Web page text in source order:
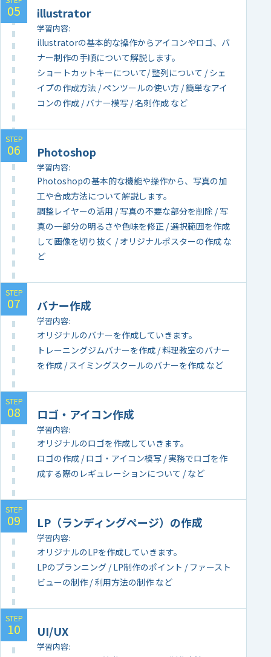
illustrator
学習内容
illustratorの基本的な操作からアイコンやロゴ、バ
ナー制作の手順について解説します。
ショートカットキーについて/ 整列について / シェ
イプの作成方法 / ペンツールの使い方 / 簡単なアイ
コンの作成 / バナー模写 / 名刺作成 など
Photoshop
学習内容
Photoshopの基本的な機能や操作から、写真の加
工や合成方法について解説します。
調整レイヤーの活用 / 写真の不要な部分を削除 / 写
真の一部分の明るさや色味を修正 / 選択範囲を作成
して画像を切り抜く / オリジナルポスターの作成 な
ど
バナー作成
学習内容
オリジナルのバナーを作成していきます。
トレーニングジムバナーを作成 / 料理教室のバナー
を作成 / スイミングスクールのバナーを作成 など
ロゴ・アイコン作成
学習内容
オリジナルのロゴを作成していきます。
ロゴの作成 / ロゴ・アイコン模写 / 実務でロゴを作
成する際のレギュレーションについて / など
LP（ランディングページ）の作成
学習内容
オリジナルのLPを作成していきます。
LPのプランニング / LP制作のポイント / ファースト
ビューの制作 / 利用方法の制作 など
UI/UX
学習内容